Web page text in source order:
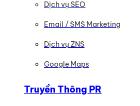
Dịch vụ SEO
Email / SMS Marketing
Dịch vụ ZNS
Google Maps
Truyền Thông PR